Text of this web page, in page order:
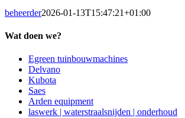
beheerder2026-01-13T15:47:21+01:00
Wat doen we?
Egreen tuinbouwmachines
Delvano
Kubota
Saes
Arden equipment
laswerk | waterstraalsnijden | onderhoud